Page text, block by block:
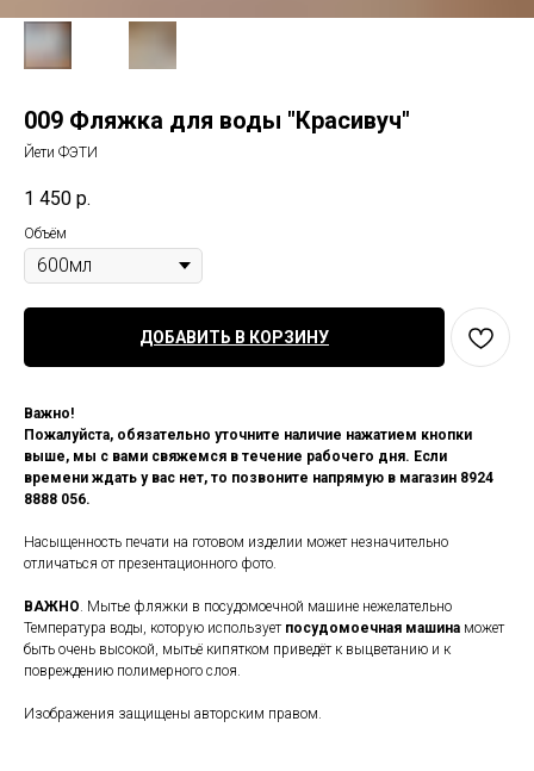
009 Фляжка для воды "Красивуч"
Йети ФЭТИ
1 450 р.
Объём
ДОБАВИТЬ В КОРЗИНУ
Важно!
Пожалуйста, обязательно уточните наличие нажатием кнопки
выше, мы с вами свяжемся в течение рабочего дня. Если
времени ждать у вас нет, то позвоните напрямую в магазин 8924
8888 056.
Насыщенность печати на готовом изделии может незначительно
отличаться от презентационного фото.
ВАЖНО. Мытье фляжки в посудомоечной машине нежелательно
Температура воды, которую использует посудомоечная машина может
быть очень высокой, мытьё кипятком приведёт к выцветанию и к
повреждению полимерного слоя.
Изображения защищены авторским правом.